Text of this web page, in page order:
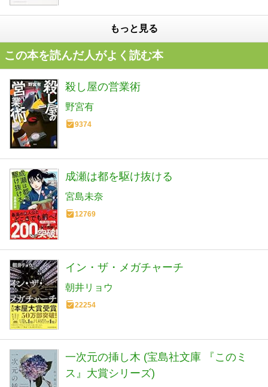
もっと見る
この本を読んだ人がよく読む本
殺し屋の営業術
野宮有
9374
成瀬は都を駆け抜ける
宮島未奈
12769
イン・ザ・メガチャーチ
朝井リョウ
22254
一次元の挿し木 (宝島社文庫 『このミ
ス』大賞シリーズ)